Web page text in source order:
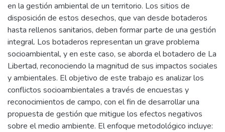
en la gestión ambiental de un territorio. Los sitios de
disposición de estos desechos, que van desde botaderos
hasta rellenos sanitarios, deben formar parte de una gestión
integral. Los botaderos representan un grave problema
socioambiental, y en este caso, se aborda el botadero de La
Libertad, reconociendo la magnitud de sus impactos sociales
y ambientales. El objetivo de este trabajo es analizar los
conflictos socioambientales a través de encuestas y
reconocimientos de campo, con el fin de desarrollar una
propuesta de gestión que mitigue los efectos negativos
sobre el medio ambiente. El enfoque metodológico incluye: